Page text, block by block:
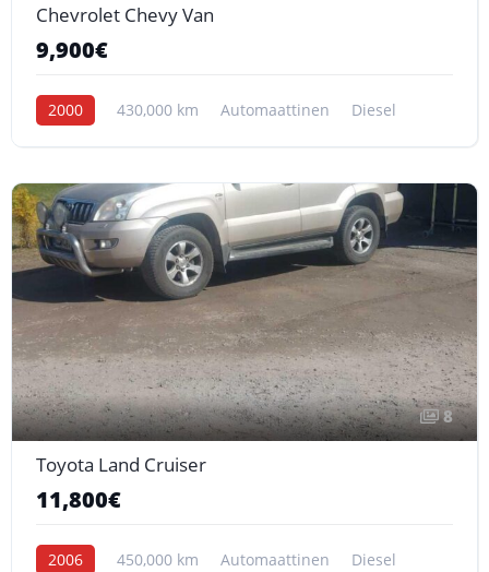
Chevrolet Chevy Van
9,900€
2000 430,000 km Automaattinen Diesel
8
Toyota Land Cruiser
11,800€
2006 450,000 km Automaattinen Diesel